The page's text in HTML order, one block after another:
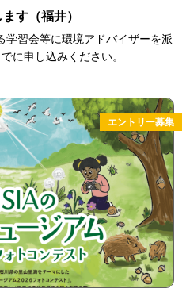
す（福井）
学習会等に環境アドバイザーを派
に申し込みください。
エントリー募集